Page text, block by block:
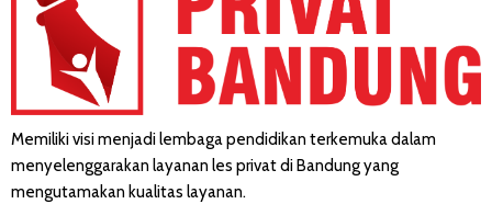
Memiliki visi menjadi lembaga pendidikan terkemuka dalam
menyelenggarakan layanan les privat di Bandung yang
mengutamakan kualitas layanan.